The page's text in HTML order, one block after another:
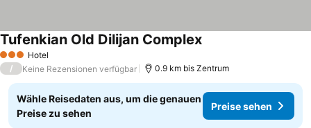
3 SterneHotel
Tufenkian Old Dilijan ComplexPreise sehen
/ Keine Rezensionen verfügbar 0.9 km bis Zentrum
Wähle Reisedaten aus, um die genauen
Preise zu sehen
Preise sehen